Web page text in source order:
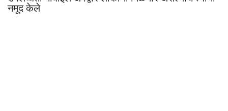
नमूद केले